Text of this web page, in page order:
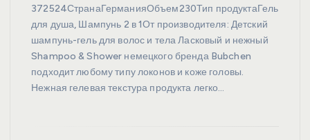
372524СтранаГерманияОбъем230Тип продуктаГель
для душа, Шампунь 2 в 1От производителя: Детский
шампунь-гель для волос и тела Ласковый и нежный
Shampoo & Shower немецкого бренда Bubchen
подходит любому типу локонов и коже головы.
Нежная гелевая текстура продукта легко…